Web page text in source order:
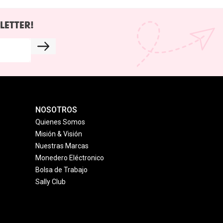
NOSOTROS
Quienes Somos
Misión & Visión
Nuestras Marcas
Monedero Eléctronico
Bolsa de Trabajo
Sally Club